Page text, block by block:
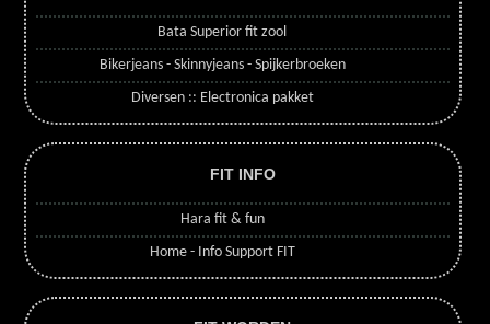
Bata Superior fit zool
Bikerjeans - Skinnyjeans - Spijkerbroeken
Diversen :: Electronica pakket
FIT INFO
Hara fit & fun
Home - Info Support FIT